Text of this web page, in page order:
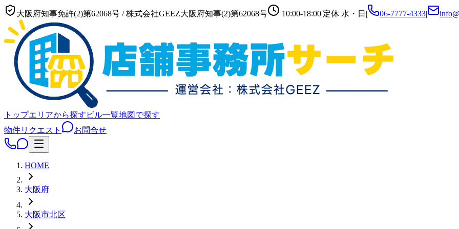
大阪府知事免許(2)第62068号 /株式会社GEEZ大阪府知事(2)第62068号 10:00-18:00|定休 水・日 | 06-7777-4333|
トップエリアから探す ビル一覧地図で探す
物件リクエスト
お問合せ
HOME
大阪府
大阪市北区